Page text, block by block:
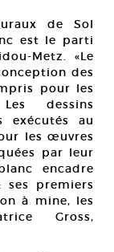
de Sol
est le parti
Metz. «Le
des
pour les
dessins
exécutés au
les œuvres
par leur
encadre
ses premiers
à mine, les
Gross,